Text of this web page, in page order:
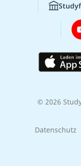
© 2026
Datenschutz